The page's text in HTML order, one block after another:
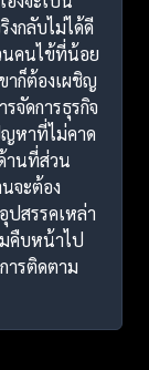
งกลับไม่ได้ดี
นคนไข้ที่น้อย
าก็ต้องเผชิญ
จัดการธุรกิจ
ญหาที่ไม่คาด
านที่ส่วน
จะต้อง
ปสรรคเหล่า
คืบหน้าไป
ารติดตาม